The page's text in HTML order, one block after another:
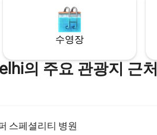
상 주차가 가
수영장
의 주요 관광지 근
스페셜리티 병원